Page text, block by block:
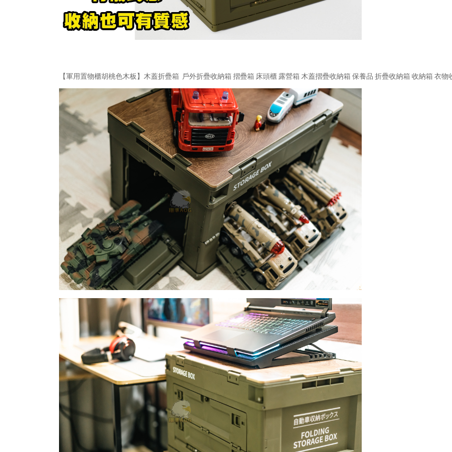
【軍用置物櫃胡桃色木板】木蓋折疊箱 戶外折疊收納箱 摺疊箱 床頭櫃 露營箱 木蓋摺疊收納箱 保養品 折疊收納箱 收納箱 衣物